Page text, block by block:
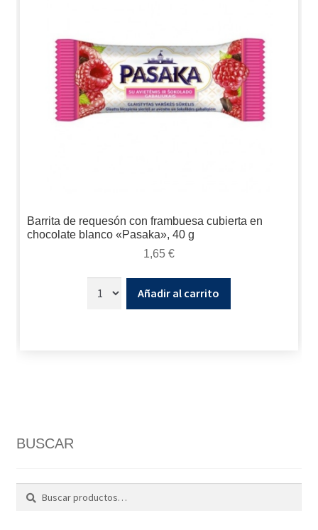
Barrita de requesón con frambuesa cubierta en
chocolate blanco «Pasaka», 40 g
1,65 €
Añadir al carrito
BUSCAR
Buscar
Buscar